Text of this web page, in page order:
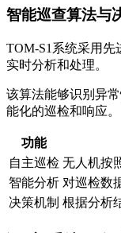
智能巡查算法与
TOM-S1系统采用
实时分析和处理。
该算法能够识别异
能化的巡检和响应。
功能
自主巡检 无人机按
智能分析 对巡检数
决策机制 根据分析